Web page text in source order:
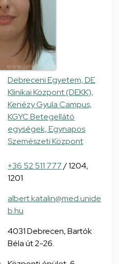
Debreceni Egyetem, DE
Klinikai Központ (DEKK),
Kenézy Gyula Campus,
KGYC Betegellátó
egységek, Egynapos
Szemészeti Központ
+36 52 511 777/ 1204,
1201
albert.katalin@med.unide
b.hu
4031 Debrecen, Bartók
Béla út 2-26.